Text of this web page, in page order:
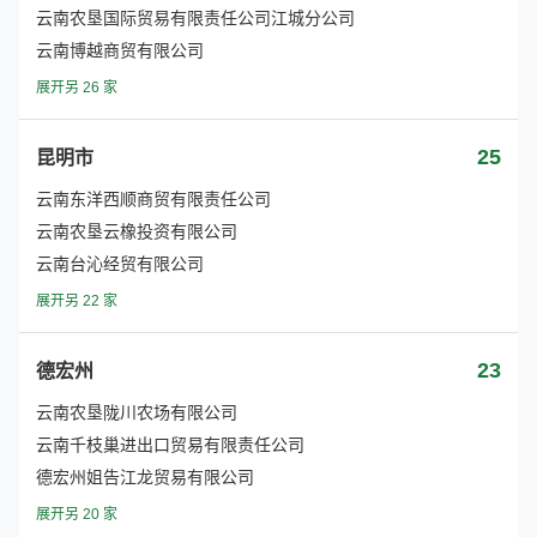
云南农垦国际贸易有限责任公司江城分公司
云南博越商贸有限公司
展开另 26 家
昆明市 25
云南东洋西顺商贸有限责任公司
云南农垦云橡投资有限公司
云南台沁经贸有限公司
展开另 22 家
德宏州 23
云南农垦陇川农场有限公司
云南千枝巢进出口贸易有限责任公司
德宏州姐告江龙贸易有限公司
展开另 20 家